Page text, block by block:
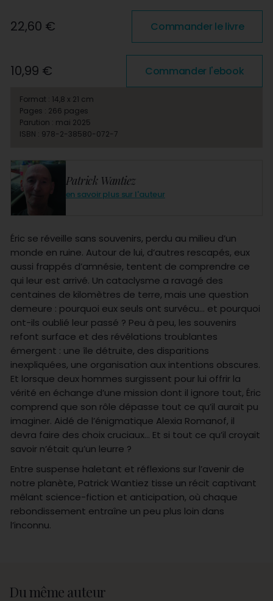
Patrick Wantiez
en savoir plus sur l'auteur
Éric se réveille sans souvenirs, perdu au milieu d’un
monde en ruine. Autour de lui, d’autres rescapés, eux
aussi frappés d’amnésie, tentent de comprendre ce
qui leur est arrivé. Un cataclysme a ravagé des
centaines de kilomètres de terre, mais une question
demeure : pourquoi eux seuls ont survécu… et pourquoi
ont-ils oublié leur passé ? Peu à peu, les souvenirs
refont surface et des révélations troublantes
émergent : une île détruite, des disparitions
inexpliquées, une organisation aux intentions obscures.
Et lorsque deux hommes surgissent pour lui offrir la
vérité en échange d’une mission dont il ignore tout, Éric
comprend que son rôle dépasse tout ce qu’il aurait pu
imaginer. Aidé de l’énigmatique Alexia Romanof, il
devra faire des choix cruciaux… Et si tout ce qu’il croyait
savoir n’était qu’un leurre ?
Entre suspense haletant et réflexions sur l’avenir de
notre planète, Patrick Wantiez tisse un récit captivant
mêlant science-fiction et anticipation, où chaque
rebondissement entraîne un peu plus loin dans
l’inconnu.
22,60 € Commander le livre
10,99 € Commander l'ebook
Format : 14,8 x 21 cm
Pages : 266 pages
Parution : mai 2025
ISBN : 978-2-38580-072-7
Du même auteur